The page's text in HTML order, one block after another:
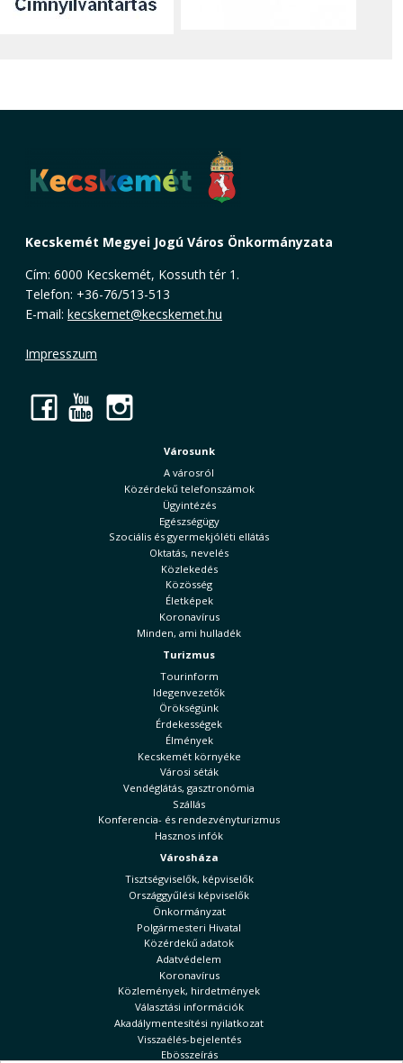
Kecskemét Megyei Jogú Város Önkormányzata
Cím: 6000 Kecskemét, Kossuth tér 1.
Telefon: +36-76/513-513
E-mail: kecskemet@kecskemet.hu
Impresszum
Facebook
YouTube
Városunk
A városról
Közérdekű telefonszámok
Ügyintézés
Egészségügy
Szociális és gyermekjóléti ellátás
Oktatás, nevelés
Közlekedés
Közösség
Életképek
Koronavírus
Minden, ami hulladék
Turizmus
Tourinform
Idegenvezetők
Örökségünk
Érdekességek
Élmények
Kecskemét környéke
Városi séták
Vendéglátás, gasztronómia
Szállás
Konferencia- és rendezvényturizmus
Hasznos infók
Városháza
Tisztségviselők, képviselők
Országgyűlési képviselők
Önkormányzat
Polgármesteri Hivatal
Közérdekű adatok
Adatvédelem
Koronavírus
Közlemények, hirdetmények
Választási információk
Akadálymentesítési nyilatkozat
Visszaélés-bejelentés
Ebösszeírás